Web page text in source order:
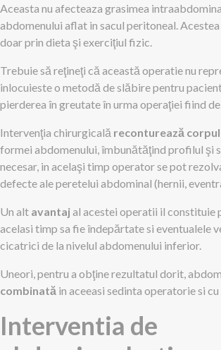
Aceasta nu afecteaza grasimea
abdomenului aflat in sacul peritoneal.
doar prin dieta şi exerciţiul fizic.
Trebuie să reţineţi că această operatie nu
inlocuieste o metodă de slăbire pentru
pierderea în greutate în urma operaţiei fiind
Intervenţia chirurgicală reconturează corpul
formei abdomenului, îmbunătăţind profilul şi
necesar, in acelaşi timp operator se pot
defecte ale peretelui abdominal (hernii,
Un alt avantajal acestei operatii il constituie
acelasi timp sa fie îndepărtate si eventualele
cicatrici de la nivelul abdomenului inferior.
Uneori, pentru a obţine rezultatul dorit,
combinată in aceeasi sedinta operatorie si
Interventia de